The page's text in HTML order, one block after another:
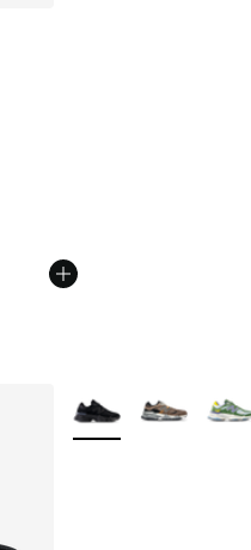
5 étoiles], 1 commentaires
est passé de $120.00 à
Plus de couleurs